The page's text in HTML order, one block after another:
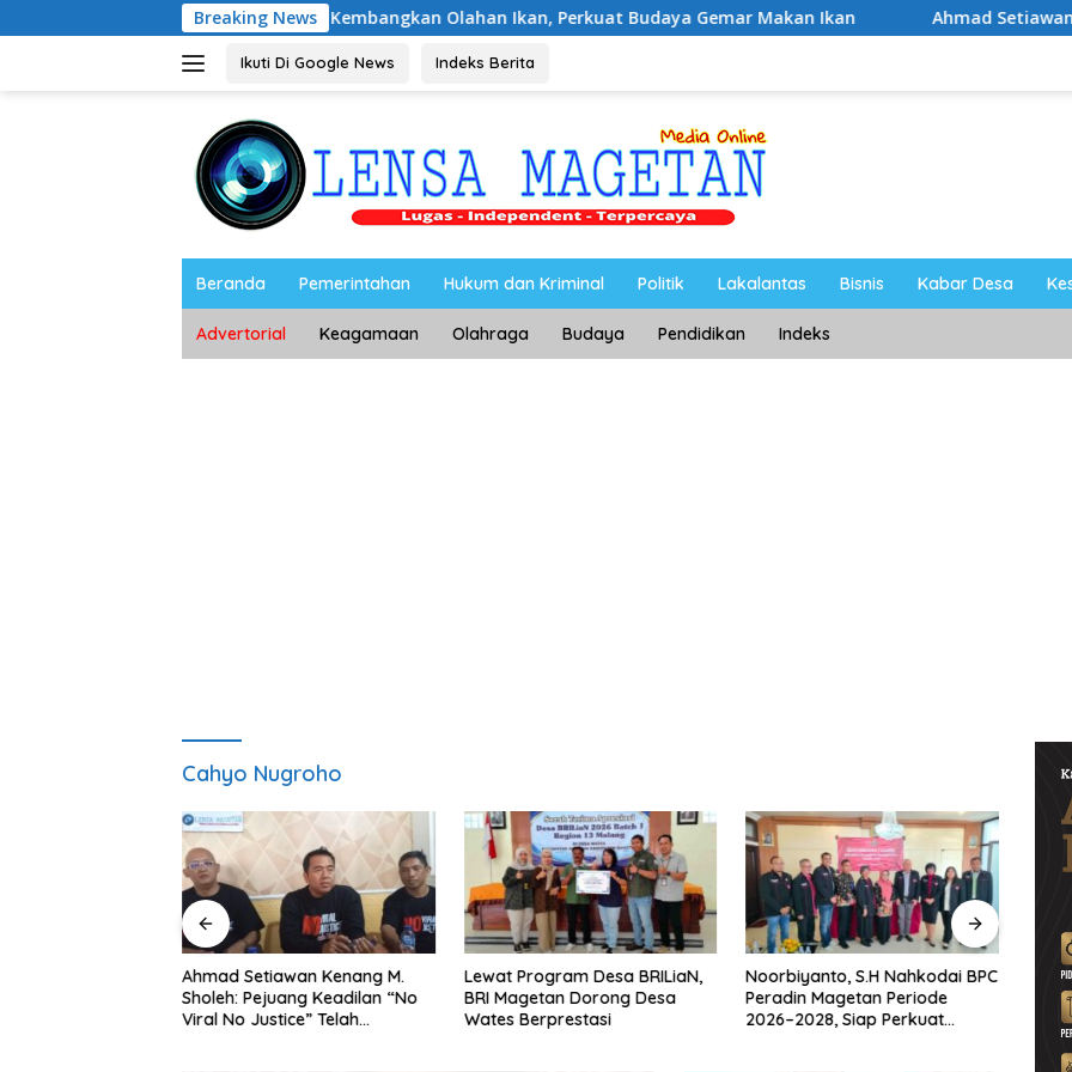
ke
Breaking News
Ibu-Ibu Magetan Kembangkan Olahan Ikan, Perkuat Budaya Gemar Makan Ikan Ahmad Setiawan Kenang M.
Ikuti Di Google News Indeks Berita
Beranda Pemerintahan Hukum dan Kriminal Politik Lakalantas Bisnis Kabar Desa
Advertorial Keagamaan Olahraga Budaya Pendidikan Indeks
Cahyo Nugroho
Ahmad Setiawan Kenang M.
Sholeh: Pejuang Keadilan “No
Viral No Justice” Telah
Lewat Program Desa BRILiaN,
BRI Magetan Dorong Desa
Wates Berprestasi
Noorbiyanto, S.H Nahkodai BPC
Peradin Magetan Periode
2026–2028, Siap Perkuat
di